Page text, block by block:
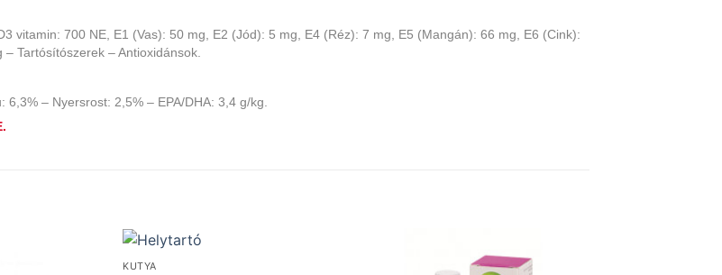
vitamin: 700 NE, E1 (Vas): 50 mg, E2 (Jód): 5 mg, E4 (Réz): 7 mg, E5 (Mangán): 66 mg, E6 (Cink):
Tartósítószerek – Antioxidánsok.
– Nyersrost: 2,5% – EPA/DHA: 3,4 g/kg.
KUTYA